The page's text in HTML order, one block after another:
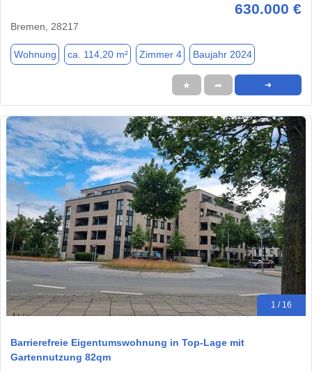
630.000 €
Bremen, 28217
Wohnung ca. 114,20 m² Zimmer 4 Baujahr 2024
★ ➦ ➜
1 / 16
Barrierefreie Eigentumswohnung in Top-Lage mit
Gartennutzung 82qm